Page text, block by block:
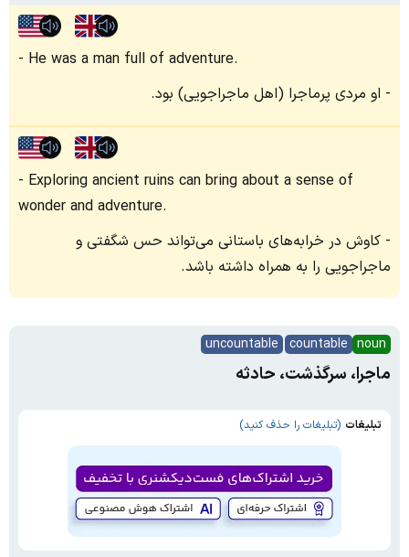
He was a man full of adventure.
او مردی پرماجرا (اهل ماجراجویی) بود.
Exploring ancient ruins can bring about a sense of
wonder and adventure.
کاوش در خرابه‌های باستانی می‌تواند حس شگفتی و
ماجراجویی را به همراه داشته باشد.
noun
countable
uncountable
ماجرا، سرگذشت، حادثه
تبلیغات (تبلیغات را حذف کنید)